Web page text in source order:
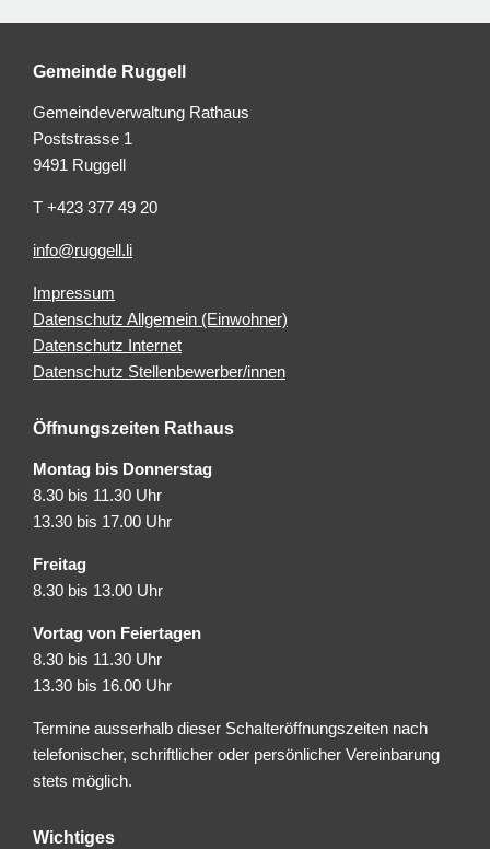
Gemeinde Ruggell
Gemeindeverwaltung Rathaus
Poststrasse 1
9491 Ruggell
T +423 377 49 20
info@ruggell.li
Impressum
Datenschutz Allgemein (Einwohner)
Datenschutz Internet
Datenschutz Stellenbewerber/innen
Öffnungszeiten Rathaus
Montag bis Donnerstag
8.30 bis 11.30 Uhr
13.30 bis 17.00 Uhr
Freitag
8.30 bis 13.00 Uhr
Vortag von Feiertagen
8.30 bis 11.30 Uhr
13.30 bis 16.00 Uhr
Termine ausserhalb dieser Schalteröffnungszeiten nach
telefonischer, schriftlicher oder persönlicher Vereinbarung
stets möglich.
Wichtiges